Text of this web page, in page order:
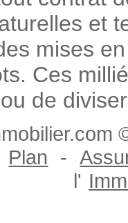
et
mises
Ces
de
Plan -
l'